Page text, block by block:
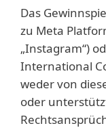
Das
zu Meta
„Instagram“)
International
weder von
oder